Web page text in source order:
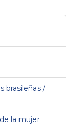
brasileñas /
la mujer